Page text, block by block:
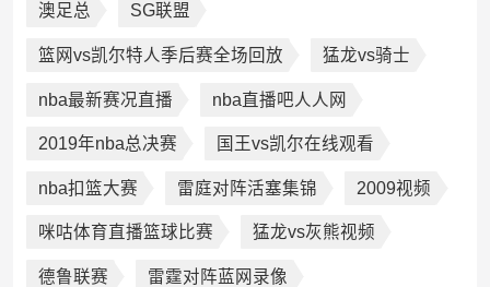
澳足总 SG联盟
篮网vs凯尔特人季后赛全场回放 猛龙vs骑士
nba最新赛况直播 nba直播吧人人网
2019年nba总决赛 国王vs凯尔在线观看
nba扣篮大赛 雷庭对阵活塞集锦 2009视频
咪咕体育直播篮球比赛 猛龙vs灰熊视频
德鲁联赛 雷霆对阵蓝网录像